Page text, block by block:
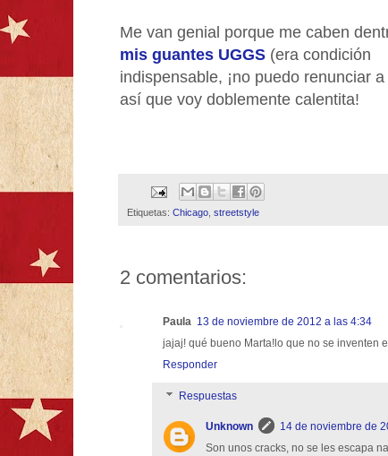
Me van genial porque me caben
mis guantes UGGS (era condición
indispensable, ¡no puedo renunciar
así que voy doblemente calentita!
Etiquetas: Chicago streetstyle
2 comentarios:
Paula 13 de noviembre de 2012 a las 4:34
jajaj! qué bueno Marta!lo que no se inventen
Responder
Respuestas
Unknown
14 de noviembre de
Son unos cracks, no se les escapa